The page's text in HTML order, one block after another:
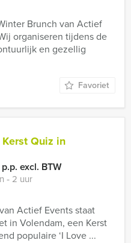
Brunch van Actief
organiseren tijdens de
en gezellig
Favoriet
Quiz in
p.p. excl. BTW
‐ 2 uur
Actief Events staat
in Volendam, een Kerst
populaire ‘I Love ...